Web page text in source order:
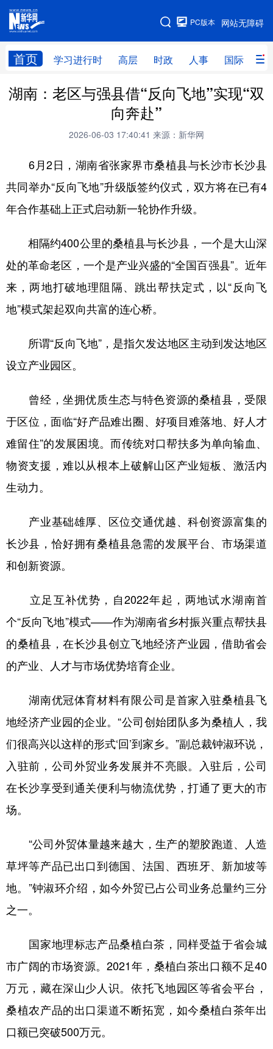
网站无障碍
PC版本
首页 学习进行时 高层 时政 人事 国际 财
网站地图
学习进行时 高层 时政 人事
财经
全球连线
科技 科创 量子 体育
文化 书画 健康 军事
法律 中央文件 金融 汽车
食品 人居 信息化 数字经济
学术中国 乡村振兴 银龄 溯源中国
彩票 娱乐 时尚 悦读
公益
文化产业
地方频道
北京 天津 河北 山西
浙江 安徽 福建 江西
山东 河南 湖北 湖南
四川 贵州 云南 西藏
陕西 甘肃 青海 宁夏
新疆 内蒙古 黑龙江
多语种频道
English Español Français عربى
Русский язык 日本語 한국어
湖南：老区与强县借“反向飞地”实现“双
向奔赴”
2026-06-03 17:40:41 来源：新华网
6月2日，湖南省张家界市桑植县与长沙市长沙县
共同举办“反向飞地”升级版签约仪式，双方将在已有4
年合作基础上正式启动新一轮协作升级。
相隔约400公里的桑植县与长沙县，一个是大山深
处的革命老区，一个是产业兴盛的“全国百强县”。近年
来，两地打破地理阻隔、跳出帮扶定式，以“反向飞
地”模式架起双向共富的连心桥。
所谓“反向飞地”，是指欠发达地区主动到发达地区
设立产业园区。
曾经，坐拥优质生态与特色资源的桑植县，受限
于区位，面临“好产品难出圈、好项目难落地、好人才
难留住”的发展困境。而传统对口帮扶多为单向输血、
物资支援，难以从根本上破解山区产业短板、激活内
生动力。
产业基础雄厚、区位交通优越、科创资源富集的
长沙县，恰好拥有桑植县急需的发展平台、市场渠道
和创新资源。
立足互补优势，自2022年起，两地试水湖南首
个“反向飞地”模式——作为湖南省乡村振兴重点帮扶县
的桑植县，在长沙县创立飞地经济产业园，借助省会
的产业、人才与市场优势培育企业。
湖南优冠体育材料有限公司是首家入驻桑植县飞
地经济产业园的企业。“公司创始团队多为桑植人，我
们很高兴以这样的形式‘回’到家乡。”副总裁钟淑环说，
入驻前，公司外贸业务发展并不亮眼。入驻后，公司
在长沙享受到通关便利与物流优势，打通了更大的市
场。
“公司外贸体量越来越大，生产的塑胶跑道、人造
草坪等产品已出口到德国、法国、西班牙、新加坡等
地。”钟淑环介绍，如今外贸已占公司业务总量约三分
之一。
国家地理标志产品桑植白茶，同样受益于省会城
市广阔的市场资源。2021年，桑植白茶出口额不足40
万元，藏在深山少人识。依托飞地园区等省会平台，
桑植农产品的出口渠道不断拓宽，如今桑植白茶年出
口额已突破500万元。